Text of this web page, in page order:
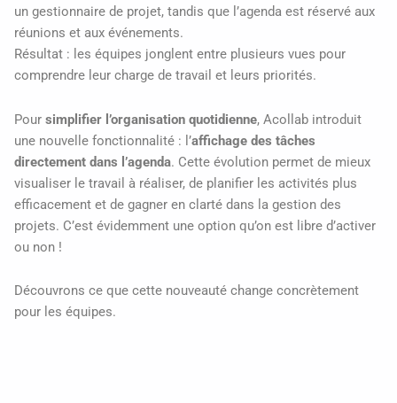
un gestionnaire de projet, tandis que l’agenda est réservé aux
réunions et aux événements.
Résultat : les équipes jonglent entre plusieurs vues pour
comprendre leur charge de travail et leurs priorités.
Pour simplifier l’organisation quotidienne, Acollab introduit
une nouvelle fonctionnalité : l’affichage des tâches
directement dans l’agenda. Cette évolution permet de mieux
visualiser le travail à réaliser, de planifier les activités plus
efficacement et de gagner en clarté dans la gestion des
projets. C’est évidemment une option qu’on est libre d’activer
ou non !
Découvrons ce que cette nouveauté change concrètement
pour les équipes.